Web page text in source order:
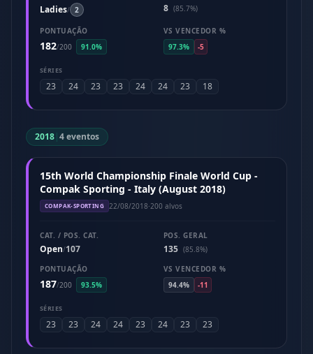
Ladies/ 2 8 (85.7%)
PONTUAÇÃO
182/200 91.0%
VS VENCEDOR %
97.3%
-5
SÉRIES
23 24 23 23 24 24 23 18
2018|4 eventos
15th World Championship Finale World Cup -
Compak Sporting - Italy (August 2018)
COMPAK-SPORTING 22/08/2018·200 alvos
CAT. / POS. CAT.
Open/107
POS. GERAL
135 (85.8%)
PONTUAÇÃO
187/200 93.5%
VS VENCEDOR %
94.4%
-11
SÉRIES
23 23 24 24 23 24 23 23